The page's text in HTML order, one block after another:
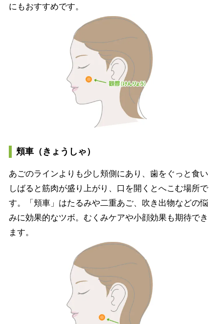
にもおすすめです。
頬車（きょうしゃ）
あごのラインよりも少し頬側にあり、歯をぐっと食い
しばると筋肉が盛り上がり、口を開くとへこむ場所で
す。「頬車」はたるみや二重あご、吹き出物などの悩
みに効果的なツボ。むくみケアや小顔効果も期待でき
ます。